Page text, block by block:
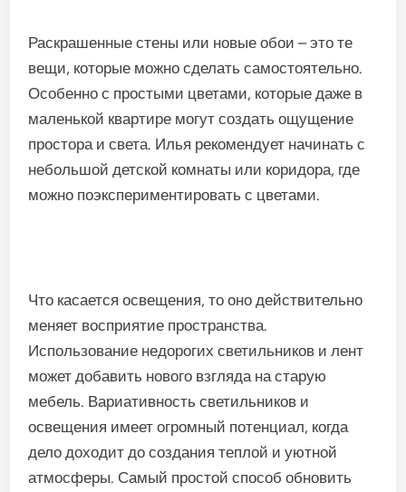
Раскрашенные стены или новые обои – это те
вещи, которые можно сделать самостоятельно.
Особенно с простыми цветами, которые даже в
маленькой квартире могут создать ощущение
простора и света. Илья рекомендует начинать с
небольшой детской комнаты или коридора, где
можно поэкспериментировать с цветами.
Что касается освещения, то оно действительно
меняет восприятие пространства.
Использование недорогих светильников и лент
может добавить нового взгляда на старую
мебель. Вариативность светильников и
освещения имеет огромный потенциал, когда
дело доходит до создания теплой и уютной
атмосферы. Самый простой способ обновить